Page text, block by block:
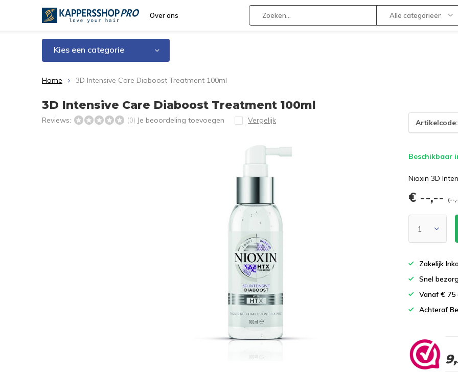
Over ons Alle categorieën
Kies een categorie
Home 3D Intensive Care Diaboost Treatment 100ml
3D Intensive Care Diaboost Treatment 100ml
Reviews: (0) Je beoordeling toevoegen Vergelijk Artikelcode:
Beschikbaar
Nioxin 3D
€ --,-- (--
Zakelijk
Snel
Vanaf €
Achteraf